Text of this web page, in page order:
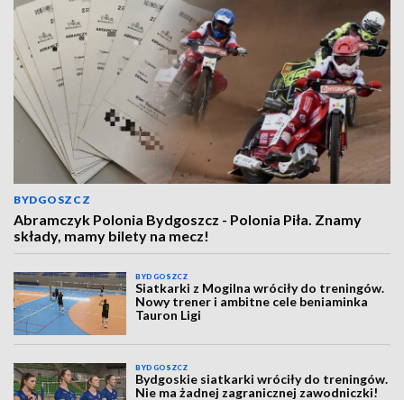
BYDGOSZCZ
Abramczyk Polonia Bydgoszcz - Polonia Piła. Znamy
składy, mamy bilety na mecz!
BYDGOSZCZ
Siatkarki z Mogilna wróciły do treningów.
Nowy trener i ambitne cele beniaminka
Tauron Ligi
BYDGOSZCZ
Bydgoskie siatkarki wróciły do treningów.
Nie ma żadnej zagranicznej zawodniczki!